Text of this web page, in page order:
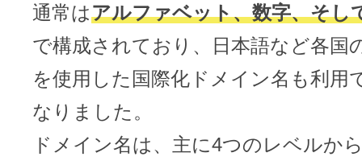
通常はアルファベット、数字、そし
で構成されており、日本語など各国
を使用した国際化ドメイン名も利用
なりました。
ドメイン名は、主に4つのレベルか